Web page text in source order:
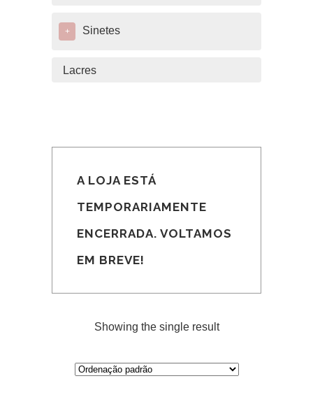
+ Sinetes
Lacres
A LOJA ESTÁ
TEMPORARIAMENTE
ENCERRADA. VOLTAMOS
EM BREVE!
Showing the single result